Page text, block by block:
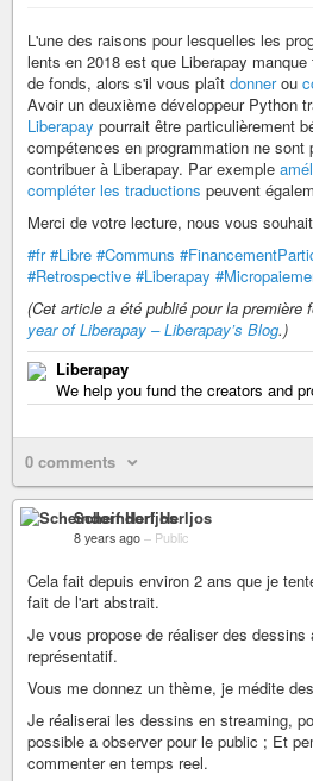
L'une des raisons pour lesquelles les
lents en 2018 est que Liberapay
de fonds, alors s'il vous plaît donnerou
Avoir un deuxième développeur Python
Liberapay pourrait être particulièrement
compétences en programmation ne sont
contribuer à Liberapay. Par exemple
compléter les traductions peuvent
Merci de votre lecture, nous vous
#fr #Libre #Communs
#Retrospective #Liberapay
(Cet article a été publié pour la première
year of Liberapay – Liberapay’s Blog.)
Liberapay
We help you fund the creators and
0 comments
Scheindorf Herljos
8 years ago – Public
Cela fait depuis environ 2 ans que je
fait de l'art abstrait.
Je vous propose de réaliser des
représentatif.
Vous me donnez un thème, je médite
Je réaliserai les dessins en streaming,
possible a observer pour le public ; Et
commenter en temps reel.